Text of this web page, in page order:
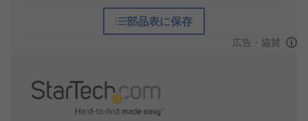
部品表に保存
広告・協賛